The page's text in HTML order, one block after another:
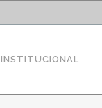
INSTITUCIONAL